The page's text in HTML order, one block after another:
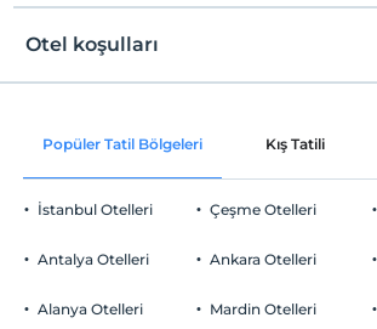
Ortak alanlar ve tüm odalar
Otel koşulları
Check/in
Check/out
En geç saat 12:00 ve öncesi
Evcil Hayvan
Popüler Tatil Bölgeleri Kış Tatili
İstanbul Otelleri
Antalya Otelleri
Alanya Otelleri
Çeşme Otelleri
Ankara Otelleri
Mardin Otelleri